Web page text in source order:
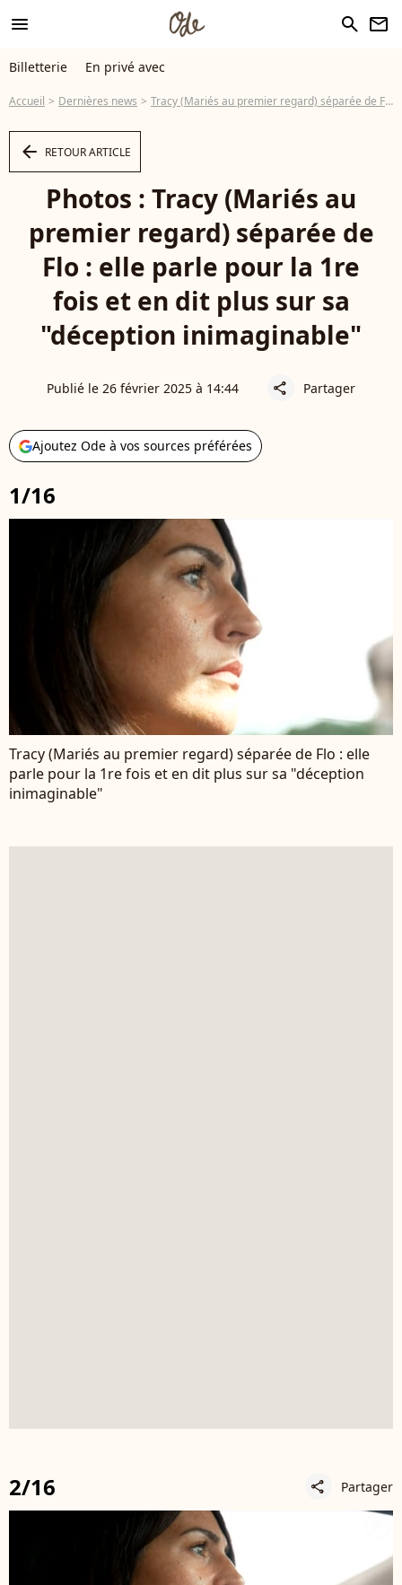
menu search newsletter
Billetterie En privé avec
Accueil Dernières news Tracy (Mariés au premier regard) séparée de Flo : elle parle pour la 1re fois et en dit plus sur sa "déception inimaginable"
arrow_left RETOUR ARTICLE
Photos : Tracy (Mariés au
premier regard) séparée de
Flo : elle parle pour la 1re
fois et en dit plus sur sa
"déception inimaginable"
Publié le 26 février 2025 à 14:44 share Partager
Ajoutez Ode à vos sources préférées
1/16
Tracy (Mariés au premier regard) séparée de Flo : elle
parle pour la 1re fois et en dit plus sur sa "déception
inimaginable"
2/16 share Partager